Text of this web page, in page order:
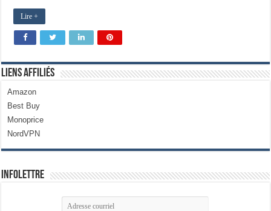
Lire +
Liens Affiliés
Amazon
Best Buy
Monoprice
NordVPN
Infolettre